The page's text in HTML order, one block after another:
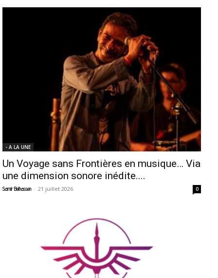
- A LA UNE
Un Voyage sans Frontières en musique… Via
une dimension sonore inédite....
Samir Belhassen - 21 juillet 2026 0